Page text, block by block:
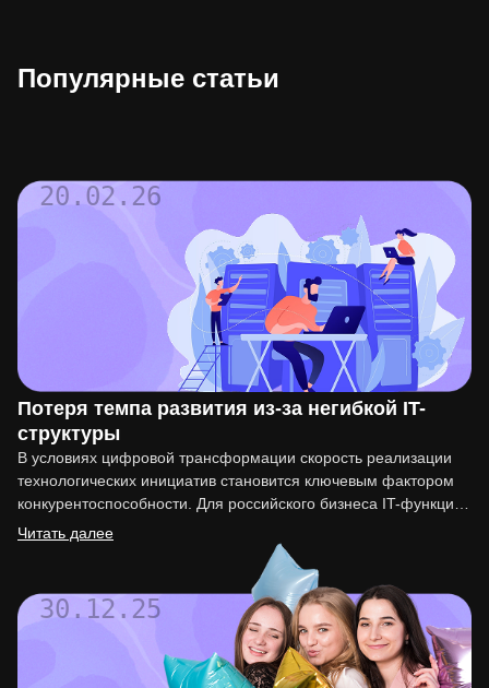
Популярные статьи
20.02.26
Потеря темпа развития из-за негибкой IT-
структуры
В условиях цифровой трансформации скорость реализации
технологических инициатив становится ключевым фактором
конкурентоспособности. Для российского бизнеса IT-функция
перестала быть вспомогательной. Она напрямую влияет на
Читать далее
30.12.25